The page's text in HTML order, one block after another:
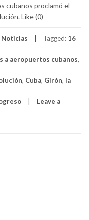
cubanos proclamó el
Like (0)
Noticias Tagged: 16
a aeropuertos cubanos,
, Cuba, Girón, la
Leave a